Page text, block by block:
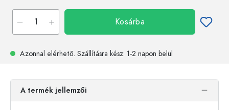
Kosárba
Azonnal elérhető. Szállításra kész: 1-2 napon belül
A termék jellemzői